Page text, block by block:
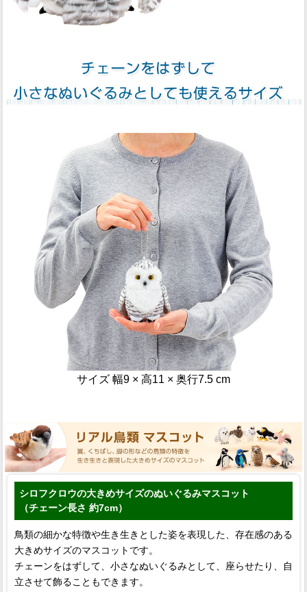
サイズ 幅9 × 高11 × 奥行7.5 cm
シロフクロウの大きめサイズのぬいぐるみマスコット
（チェーン長さ 約7cm）
鳥類の細かな特徴や生き生きとした姿を表現した、存在感のある
大きめサイズのマスコットです。
チェーンをはずして、小さなぬいぐるみとして、座らせたり、自
立させて飾ることもできます。